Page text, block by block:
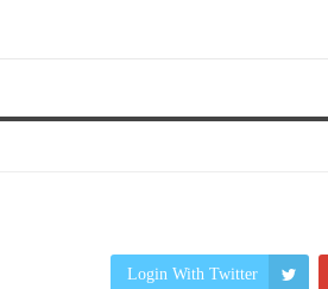
Login With Twitter